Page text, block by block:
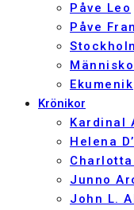
Påve Leo
Påve
Ekumenik
Krönikor
Kardinal
Helena
Charlotta
Junno
John L.